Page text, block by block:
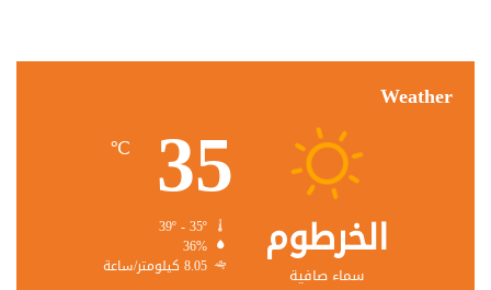
Weather
الخرطوم
سماء صافية
35
℃
36%
8.05 كيلومتر/ساعة